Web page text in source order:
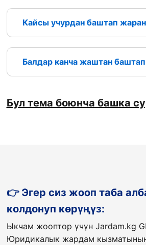
Кайсы учурдан баштап
Балдар канча жаштан
Бул тема боюнча башка
👉 Эгер сиз жооп таба
колдонуп көрүңүз:
Ыкчам жооптор үчүн Jardam.kg
Юридикалык жардам